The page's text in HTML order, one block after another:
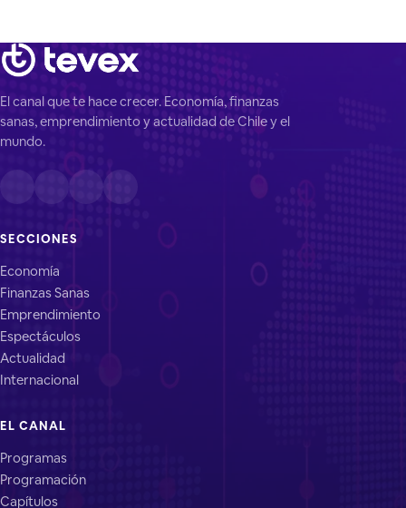
El canal que te hace crecer. Economía, finanzas
sanas, emprendimiento y actualidad de Chile y el
mundo.
SECCIONES
Economía
Finanzas Sanas
Emprendimiento
Espectáculos
Actualidad
Internacional
EL CANAL
Programas
Programación
Capítulos